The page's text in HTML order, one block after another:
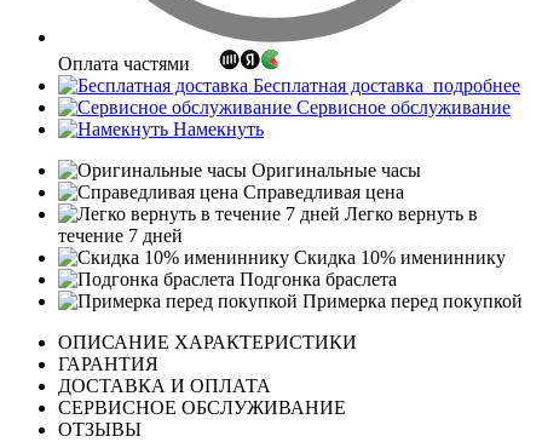
Оплата частями
Бесплатная доставка подробнее
Сервисное обслуживание
Намекнуть
Оригинальные часы
Справедливая цена
Легко вернуть в
течение 7 дней
Скидка 10% имениннику
Подгонка браслета
Примерка перед покупкой
ОПИСАНИЕ ХАРАКТЕРИСТИКИ
ГАРАНТИЯ
ДОСТАВКА И ОПЛАТА
СЕРВИСНОЕ ОБСЛУЖИВАНИЕ
ОТЗЫВЫ